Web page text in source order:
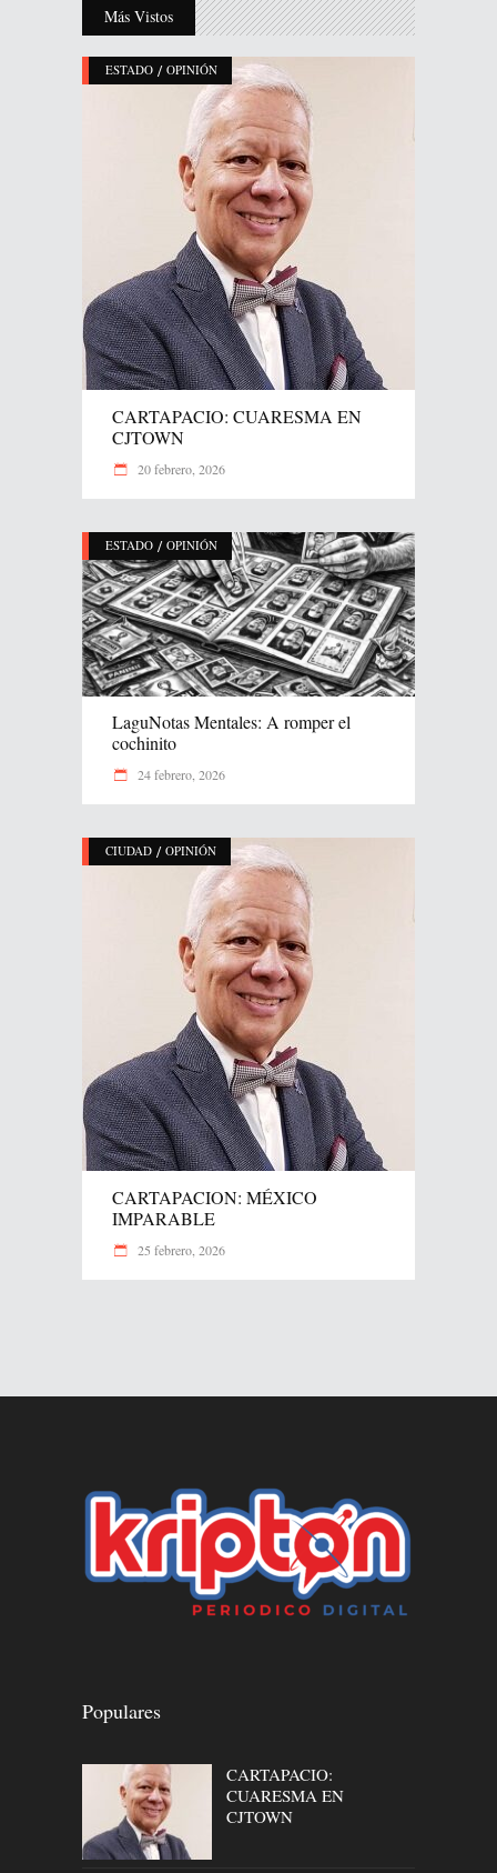
Más Vistos
ESTADO / OPINIÓN
CARTAPACIO: CUARESMA EN
CJTOWN
20 febrero, 2026
ESTADO / OPINIÓN
LaguNotas Mentales: A romper el
cochinito
24 febrero, 2026
CIUDAD / OPINIÓN
CARTAPACION: MÉXICO
IMPARABLE
25 febrero, 2026
Populares
CARTAPACIO:
CUARESMA EN
CJTOWN